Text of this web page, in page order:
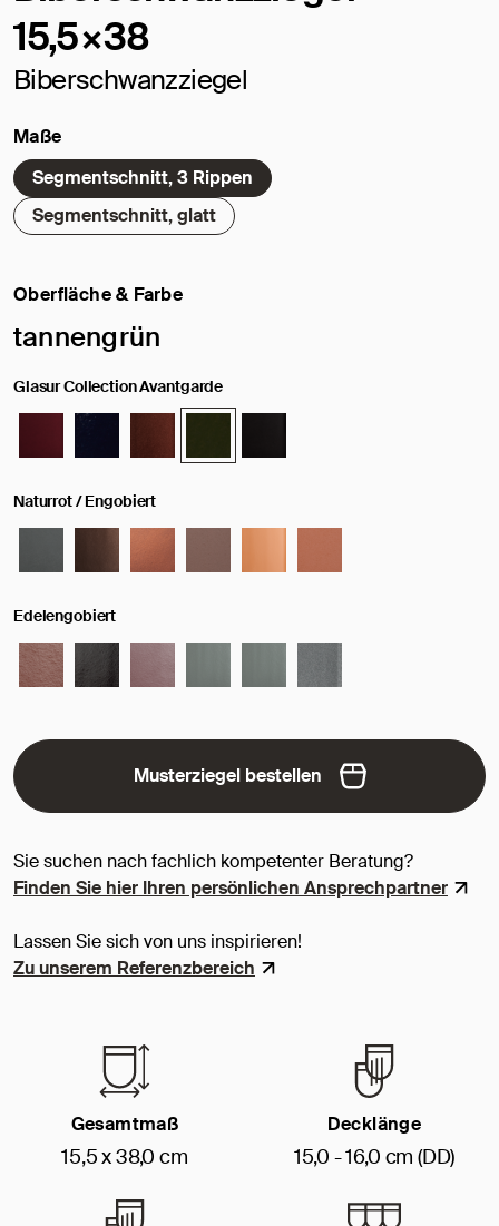
15,5×38
Biberschwanzziegel
Maße
Segmentschnitt, 3 Rippen
Segmentschnitt, glatt
Oberfläche & Farbe
Ausgewählte Oberfläche / Farbe:
tannengrün
Glasur Collection Avantgarde
Naturrot / Engobiert
Edelengobiert
Musterziegel bestellen
Sie suchen nach fachlich kompetenter Beratung?
Finden Sie hier Ihren persönlichen Ansprechpartner
Lassen Sie sich von uns inspirieren!
Zu unserem Referenzbereich
Gesamtmaß
15,5 x 38,0 cm
Decklänge
15,0 - 16,0 cm (DD)